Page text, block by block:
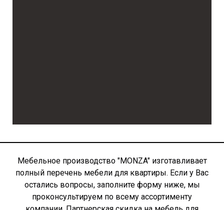
Мебельное производство "MONZA" изготавливает
полный перечень мебели для квартиры. Если у Вас
остались вопросы, заполните форму ниже, мы
проконсультируем по всему ассортименту